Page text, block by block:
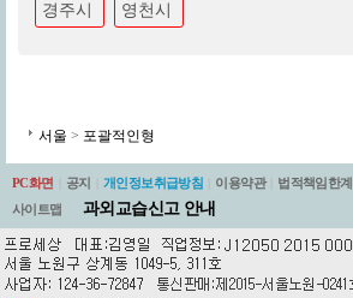
경주시
영천시
서울 > 포괄적인형
PC화면 공지 개인정보취급방침 이용약관 법적책임한계
사이트맵
과외교습신고 안내